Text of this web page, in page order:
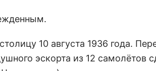
10 августа 1936 года.
эскорта из 12 самолётов